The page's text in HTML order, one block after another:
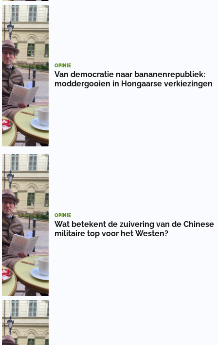
OPINIE
Van democratie naar bananenrepubliek:
moddergooien in Hongaarse verkiezingen
OPINIE
Wat betekent de zuivering van de Chinese
militaire top voor het Westen?